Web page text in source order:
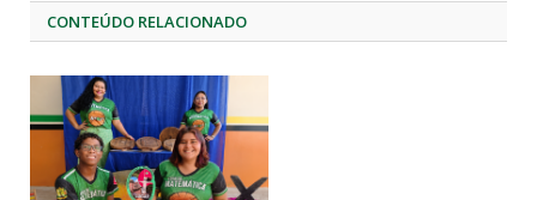
CONTEÚDO RELACIONADO